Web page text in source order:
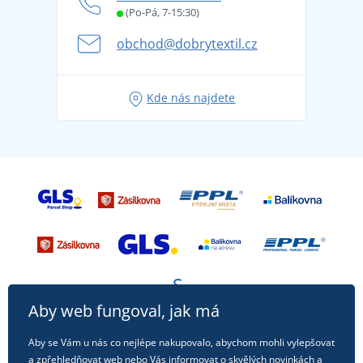
Letní dobrodružství začíná balením aneb připravte
se na dovolenou bez starostí
(Po-Pá, 7-15:30)
obchod@dobrytextil.cz
Kde nás najdete
Aby web fungoval, jak má
Aby se Vám u nás co nejlépe nakupovalo, abychom mohli vylepšovat
a zpřehledňovat web nebo Vás informovat o skvělých novinkách a